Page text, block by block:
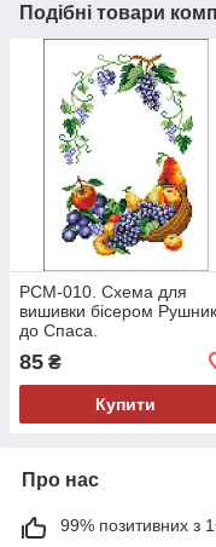
Подібні товари
РСМ-010. Схема для
вишивки бісером Рушник
до Спаса.
85 ₴
Купити
Про нас
99% позитивних з